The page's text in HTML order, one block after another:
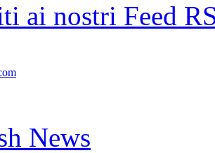
ai nostri Feed
News